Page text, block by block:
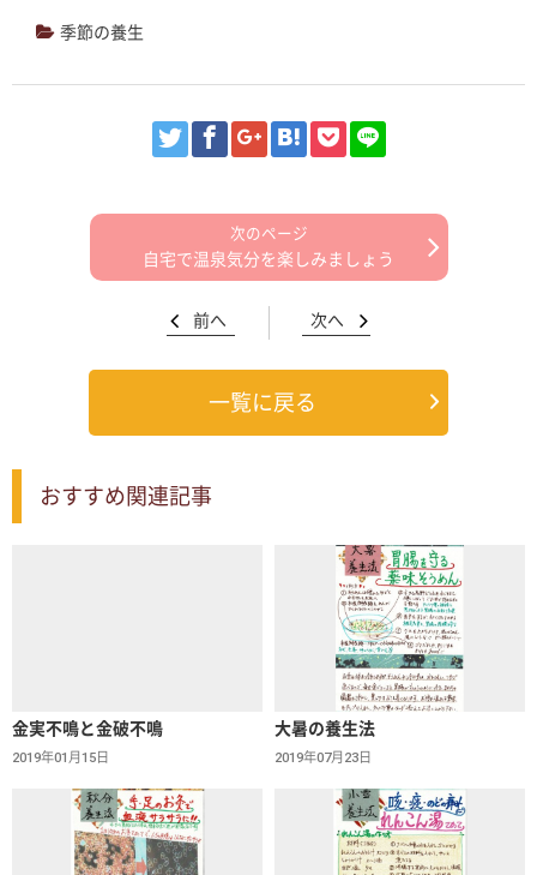
季節の養生
自宅で温泉気分を楽しみましょう
前へ 次へ
一覧に戻る
おすすめ関連記事
金実不鳴と金破不鳴
2019年01月15日
大暑の養生法
2019年07月23日